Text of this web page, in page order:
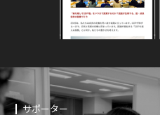
サポーター